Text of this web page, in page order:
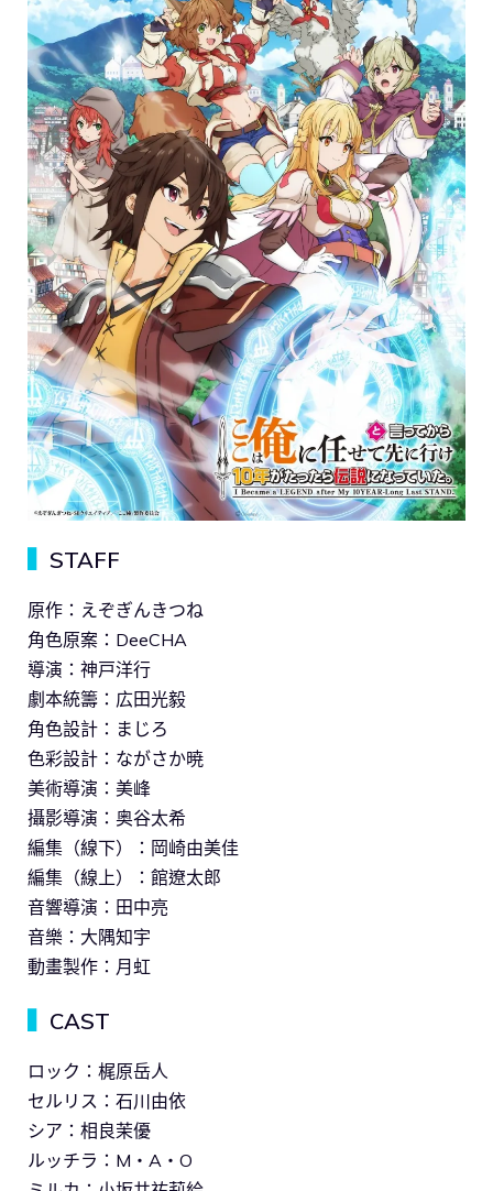
STAFF
原作：えぞぎんきつね
角色原案：DeeCHA
導演：神戸洋行
劇本統籌：広田光毅
角色設計：まじろ
色彩設計：ながさか暁
美術導演：美峰
攝影導演：奥谷太希
編集（線下）：岡崎由美佳
編集（線上）：館遼太郎
音響導演：田中亮
音樂：大隅知宇
動畫製作：月虹
CAST
ロック：梶原岳人
セルリス：石川由依
シア：相良茉優
ルッチラ：M・A・O